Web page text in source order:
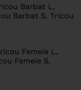
Barbat L,
Barbat S, Tricou
Femeie L,
Femeie S,